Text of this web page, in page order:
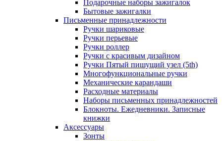
Подарочные наборы зажигалок
Бытовые зажигалки
Письменные принадлежности
Ручки шариковые
Ручки перьевые
Ручки роллер
Ручки с красивым дизайном
Ручки Пятый пишущий узел (5th)
Многофункциональные ручки
Механические карандаши
Расходные материалы
Наборы письменных принадлежностей
Блокноты. Ежедневники. Записные
книжки
Аксессуары
Зонты